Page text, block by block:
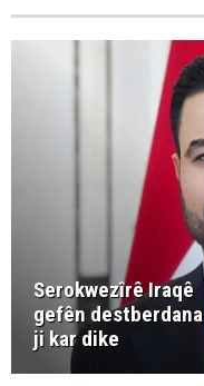
Serokwezîrê Iraqê
gefên destberdana
ji kar dike